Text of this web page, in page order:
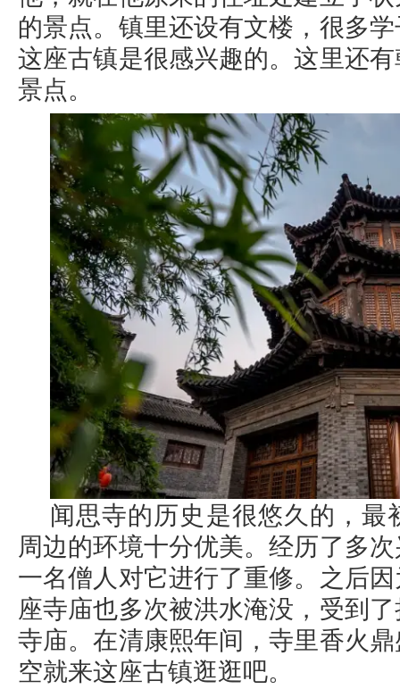
的景点。镇里还设有文楼，很多
这座古镇是很感兴趣的。这里还
景点。
闻思寺的历史是很悠久的，最
周边的环境十分优美。经历了多
一名僧人对它进行了重修。之后
座寺庙也多次被洪水淹没，受到
寺庙。在清康熙年间，寺里香火
空就来这座古镇逛逛吧。